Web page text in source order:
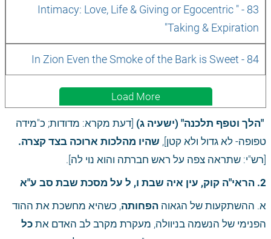
83 - "Intimacy: Love, Life & Giving or Egocentric
Taking & Expiration"
84 - In Zion Even the Smoke of the Bark is Sweet
Load More
"הלך וטפף תלכנה" (ישעיה ג)
טפופה- לא גדול ולא קטן], שהיו מהלכות ארוכה בצד קצרה.
[רש"י: שתראה צפה על ראש חברתה והוא נוי לה].
2. הראי"ה קוק, עין איה שבת ו, ל על מסכת שבת סב ע"א
א. ההשתקעות של הגאוה הפחותה
הפנימי של הנשמה בניוולה, מעקרת מקרב לב האדם את כל